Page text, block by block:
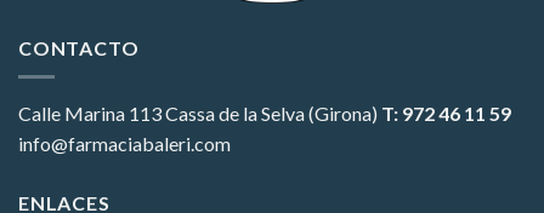
CONTACTO
Calle Marina 113Cassa de la Selva (Girona) T: 972 46 11 59
info@farmaciabaleri.com
ENLACES